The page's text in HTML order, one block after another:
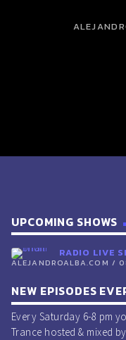
UPCOMING SHOWS
RADIO LIVE
ALEJANDROALBA.COM /
NEW EPISODES
Every Saturday 6-8 pm
Trance hosted & mixed